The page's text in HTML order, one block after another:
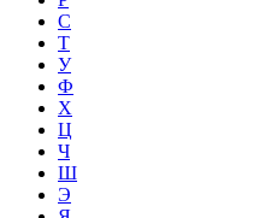
С
Т
У
Ф
Х
Ц
Ч
Ш
Э